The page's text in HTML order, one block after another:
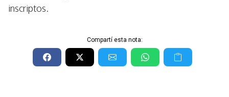
inscriptos.
Compartí esta nota: